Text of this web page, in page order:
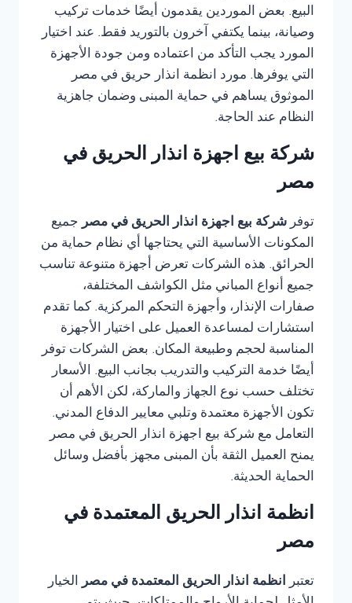
البيع. بعض الموردين يقدمون أيضًا خدمات تركيب
وصيانة، بينما يكتفي آخرون بالتوريد فقط. عند اختيار
المورد يجب التأكد من اعتماده ومن جودة الأجهزة
التي يوفرها. مورد انظمة انذار حريق في مصر
الموثوق يساهم في حماية المبنى وضمان جاهزية
النظام عند الحاجة.
شركة بيع اجهزة انذار الحريق في
مصر
توفر شركة بيع اجهزة انذار الحريق في مصر جميع
المكونات الأساسية التي يحتاجها أي نظام حماية من
الحرائق. هذه الشركات تعرض أجهزة متنوعة تناسب
جميع أنواع المباني مثل الكواشف المختلفة،
صفارات الإنذار، وأجهزة التحكم المركزية. كما تقدم
استشارات لمساعدة العميل على اختيار الأجهزة
المناسبة لحجم وطبيعة المكان. بعض الشركات توفر
أيضًا خدمة التركيب والتدريب بجانب البيع. الأسعار
تختلف حسب نوع الجهاز والماركة، لكن الأهم أن
تكون الأجهزة معتمدة وتلبي معايير الدفاع المدني.
التعامل مع شركة بيع اجهزة انذار الحريق في مصر
يمنح العميل الثقة بأن المبنى مجهز بأفضل وسائل
الحماية الحديثة.
انظمة انذار الحريق المعتمدة في
مصر
تعتبر انظمة انذار الحريق المعتمدة في مصر الخيار